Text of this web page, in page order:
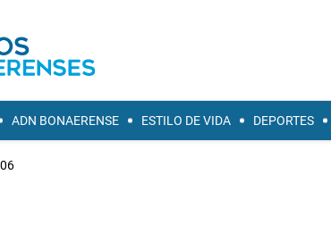
ADN BONAERENSE ESTILO DE VIDA DEPORTES